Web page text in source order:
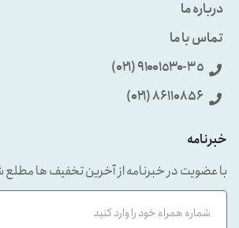
درباره ما
تماس با ما
٩۱۰۰۱٥۳۰-۳٥ (۰۲۱)
86110856 (۰۲۱)
خبرنامه
با عضویت در خبرنامه از آخرین تخفیف ها مطلع